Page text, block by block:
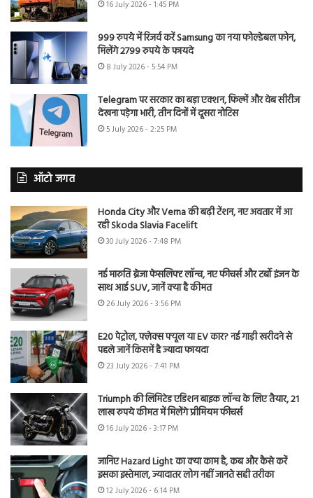
16 July 2026 - 1:45 PM
999 रुपये में रिजर्व करें Samsung का नया फोल्डेबल फोन,
मिलेंगे 2799 रुपये के फायदे
8 July 2026 - 5:54 PM
Telegram पर सरकार का बड़ा एक्शन, फिल्में और वेब सीरीज
देखना पड़ेगा भारी, तीन दिनों में दूसरा नोटिस
5 July 2026 - 2:25 PM
ऑटो जगत
Honda City और Verna की बढ़ी टेंशन, नए अवतार में आ
रही Skoda Slavia Facelift
30 July 2026 - 7:48 PM
नई मारुति ब्रेजा फेसलिफ्ट लॉन्च, नए फीचर्स और टर्बो इंजन के
साथ आई SUV, जानें क्या है कीमत
26 July 2026 - 3:56 PM
E20 पेट्रोल, फ्लेक्स फ्यूल या EV कार? नई गाड़ी खरीदने से
पहले जानें किसमें है ज्यादा फायदा
23 July 2026 - 7:41 PM
Triumph की लिमिटेड एडिशन बाइक लॉन्च के लिए तैयार, 21
लाख रुपये कीमत में मिलेंगे प्रीमियम फीचर्स
16 July 2026 - 3:17 PM
जानिए Hazard Light का क्या काम है, कब और कैसे करें
इसका इस्तेमाल, ज्यादातर लोग नहीं जानते सही तरीका
12 July 2026 - 6:14 PM